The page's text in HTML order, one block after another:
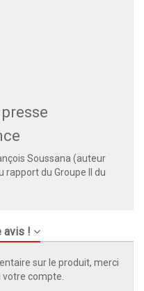
Soussana (auteur
rapport du Groupe II du
avis !
sur le produit, merci
compte.